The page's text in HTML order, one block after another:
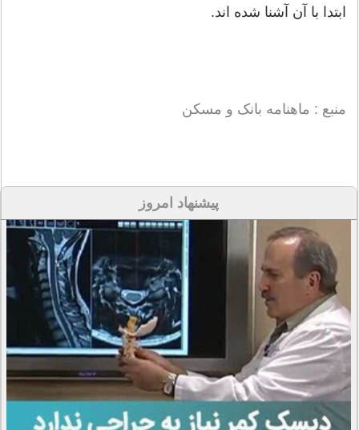
ابتدا با آن آشنا شده اند.
منبع : ماهنامه بانک و مسکن
پیشنهاد امروز